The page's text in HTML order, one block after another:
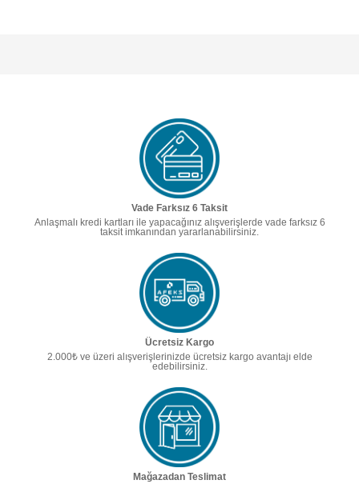
Vade Farksız 6 Taksit
Anlaşmalı kredi kartları ile yapacağınız alışverişlerde vade farksız 6
taksit imkanından yararlanabilirsiniz.
Ücretsiz Kargo
2.000₺ ve üzeri alışverişlerinizde ücretsiz kargo avantajı elde
edebilirsiniz.
Mağazadan Teslimat